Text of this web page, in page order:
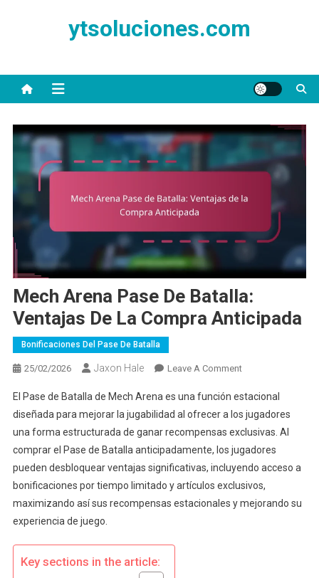
ytsoluciones.com
Mech Arena Pase De Batalla:
Ventajas De La Compra Anticipada
Bonificaciones Del Pase De Batalla
25/02/2026 Jaxon Hale Leave A CommentOn
Arena
Pase
De
Batalla:
Ventajas
De
La
El Pase de Batalla de Mech Arena es una función estacional
diseñada para mejorar la jugabilidad al ofrecer a los jugadores
una forma estructurada de ganar recompensas exclusivas. Al
comprar el Pase de Batalla anticipadamente, los jugadores
pueden desbloquear ventajas significativas, incluyendo acceso a
bonificaciones por tiempo limitado y artículos exclusivos,
maximizando así sus recompensas estacionales y mejorando su
experiencia de juego.
Key sections in the article: